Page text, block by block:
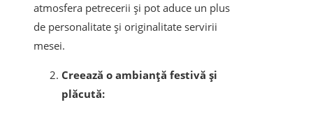
atmosfera petrecerii și pot aduce un plus
de personalitate și originalitate servirii
mesei.
Creează o ambianță festivă și
plăcută: